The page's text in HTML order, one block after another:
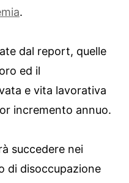
.
dal report, quelle
ed il
e vita lavorativa
incremento annuo.
succedere nei
di disoccupazione